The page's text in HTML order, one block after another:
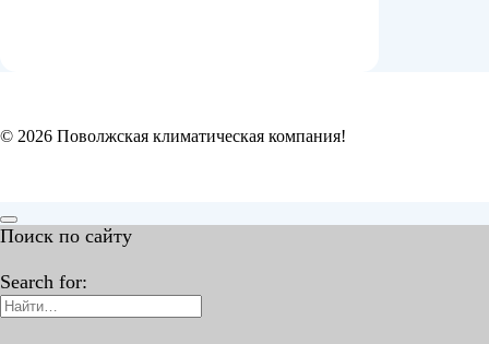
© 2026 Поволжская климатическая компания!
Поиск по сайту
Search for: